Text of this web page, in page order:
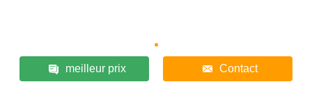
meilleur prix Contact